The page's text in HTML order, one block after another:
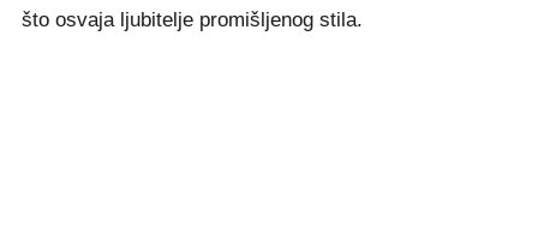
što osvaja ljubitelje promišljenog stila.